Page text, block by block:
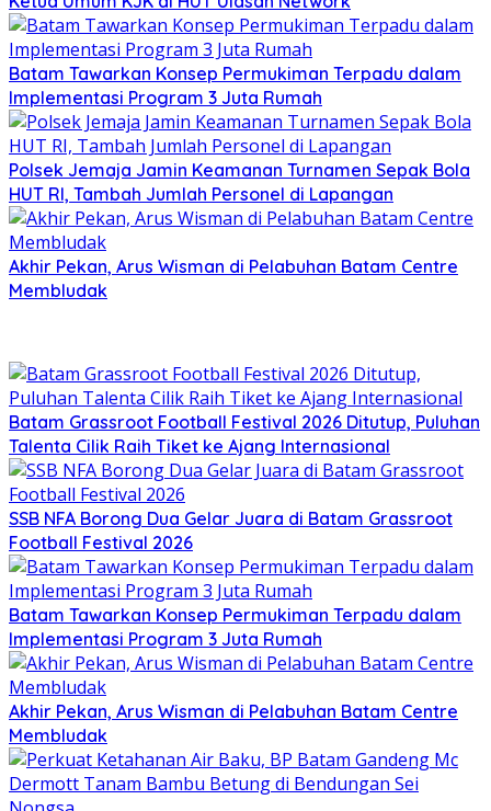
Batam Tawarkan Konsep Permukiman Terpadu dalam
Implementasi Program 3 Juta Rumah
Polsek Jemaja Jamin Keamanan Turnamen Sepak Bola
HUT RI, Tambah Jumlah Personel di Lapangan
Akhir Pekan, Arus Wisman di Pelabuhan Batam Centre
Membludak
Batam Grassroot Football Festival 2026 Ditutup, Puluhan
Talenta Cilik Raih Tiket ke Ajang Internasional
SSB NFA Borong Dua Gelar Juara di Batam Grassroot
Football Festival 2026
Batam Tawarkan Konsep Permukiman Terpadu dalam
Implementasi Program 3 Juta Rumah
Akhir Pekan, Arus Wisman di Pelabuhan Batam Centre
Membludak